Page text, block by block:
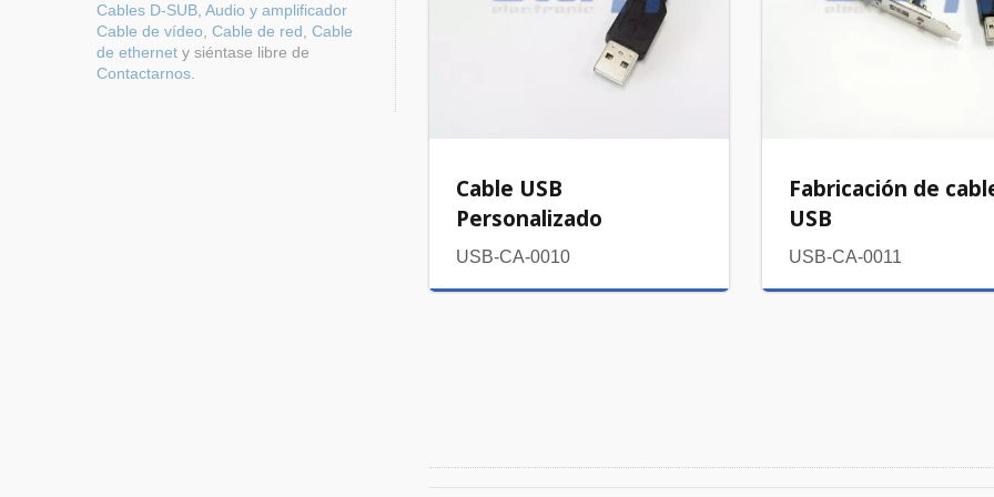
Cables D-SUB Audio y amplificador
Cable de vídeo Cable de red Cable
de ethernet y siéntase libre de
Contactarnos
Cable USB
Personalizado
USB-CA-0010
Fabricación de
USB
USB-CA-0011